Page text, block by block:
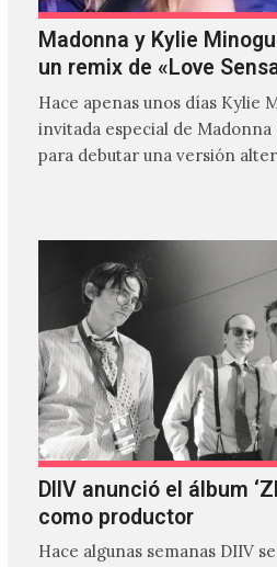
Madonna y Kylie
un remix de «Love
Hace apenas unos días Kylie
invitada especial de
para debutar una versión
DIIV anunció el álbum
como productor
Hace algunas semanas DIIV